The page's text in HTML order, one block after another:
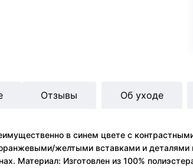
в синем цвете с
желтыми вставками и деталями
Материал: Изготовлен из 100%
Отзывы Об уходе